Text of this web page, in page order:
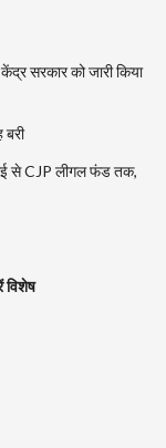
सरकार को जारी किया
से CJP लीगल फंड तक,
विशेष